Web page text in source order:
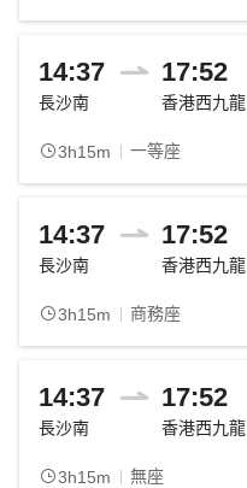
14:37 17:52
長沙南 香港西九龍
3h15m 一等座
14:37 17:52
長沙南 香港西九龍
3h15m 商務座
14:37 17:52
長沙南 香港西九龍
3h15m 無座